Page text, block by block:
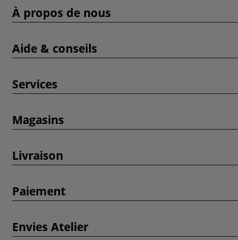
À propos de nous
Aide & conseils
Services
Magasins
Livraison
Paiement
Envies Atelier